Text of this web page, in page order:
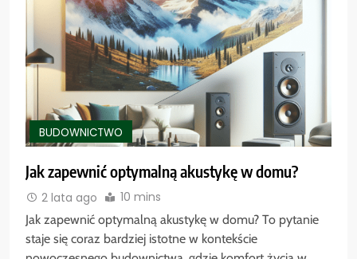
BUDOWNICTWO
Jak zapewnić optymalną akustykę w domu?
2 lata ago 10 mins
Jak zapewnić optymalną akustykę w domu? To pytanie
staje się coraz bardziej istotne w kontekście